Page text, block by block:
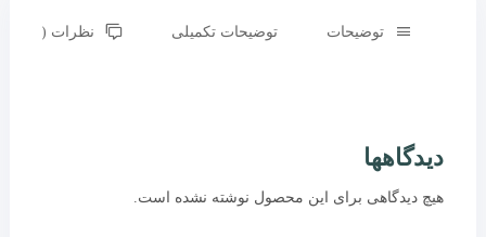
توضیحات توضیحات تکمیلی نظرات (0)
دیدگاهها
هیچ دیدگاهی برای این محصول نوشته نشده است.